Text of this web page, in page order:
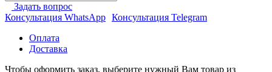
Задать вопрос
Консультация WhatsApp Консультация Telegram
Оплата
Доставка
Чтобы оформить заказ, выберите нужный Вам товар из